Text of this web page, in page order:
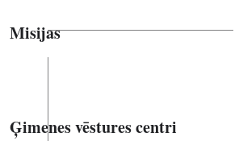
Misijas
Ģimenes vēstures centri